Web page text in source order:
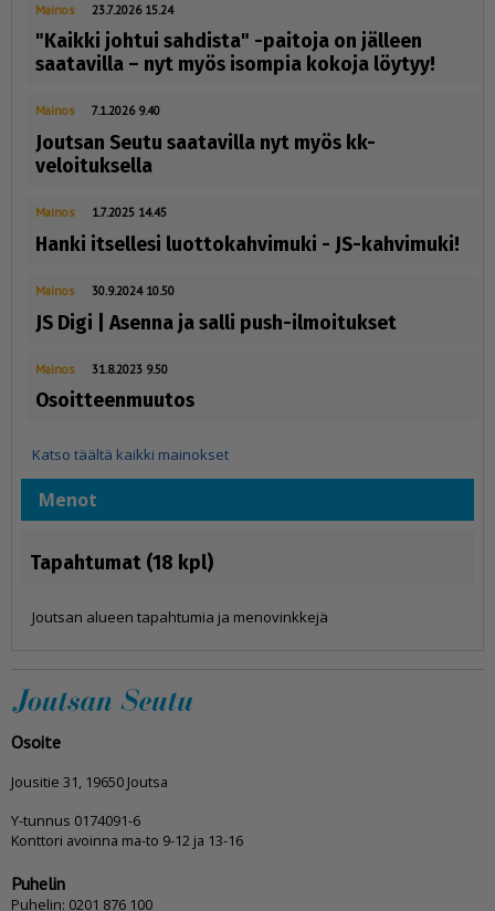
Mainos 23.7.2026 15.24
"Kaikki johtui sahdista" -paitoja on jälleen
saatavilla – nyt myös isompia kokoja löytyy!
Mainos 7.1.2026 9.40
Joutsan Seutu saatavilla nyt myös kk-
veloituksella
Mainos 1.7.2025 14.45
Hanki itsellesi luottokahvimuki - JS-kahvimuki!
Mainos 30.9.2024 10.50
JS Digi | Asenna ja salli push-ilmoitukset
Mainos 31.8.2023 9.50
Osoitteenmuutos
Katso täältä kaikki mainokset
Menot
Tapahtumat (18 kpl)
Joutsan alueen tapahtumia ja menovinkkejä
Osoite
Jousitie 31, 19650 Joutsa
Y-tunnus 0174091-6
Konttori avoinna ma-to 9-12 ja 13-16
Puhelin
Puhelin: 0201 876 100